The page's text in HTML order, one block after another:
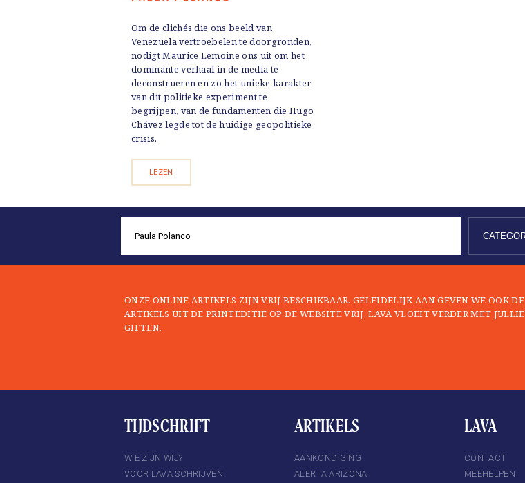
Om de clichés die ons beeld van
Venezuela vertroebelen te doorgronden,
nodigt Maurice Lemoine ons uit om het
dominante verhaal in de media te
deconstrueren en zo het unieke karakter
van dit politieke experiment te
begrijpen, van de fundamenten die Hugo
Chávez legde tot de huidige geopolitieke
crisis.
LEZEN
ONZE ONLINE ARTIKELS ZIJN VRIJ BESCHIKBAAR. GELEIDELIJK AAN GEVEN WE OOK DE
ARTIKELS UIT DE PRINTEDITIE OP DE WEBSITE VRIJ. LAVA VLOEIT VERDER MET JULLIE
GIFTEN.
TIJDSCHRIFT
WIE ZIJN WIJ?
VOOR LAVA SCHRIJVEN
ARTIKELS
AANKONDIGING
ALERTA ARIZONA
LAVA
CONTACT
MEEHELPEN